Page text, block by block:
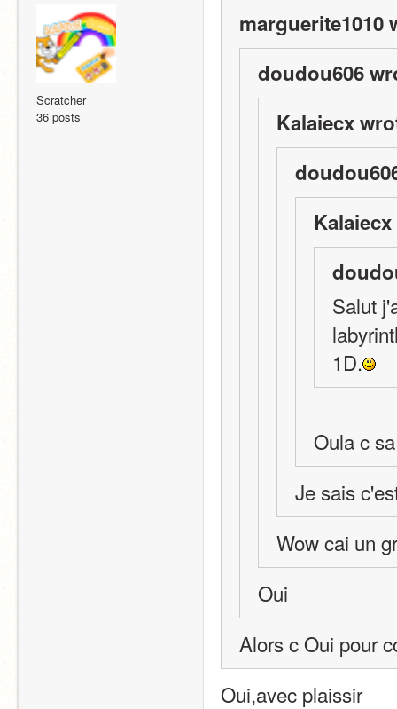
Scratcher
36 posts
marguerite1010
doudou606
Kalaiecx
Salut
1D.
Oula c
Je sais
Wow cai un
Oui
Alors c Oui pour
Oui,avec plaissir